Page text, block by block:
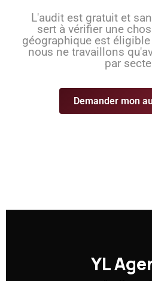
L'audit est gratuit et
sert à vérifier une
géographique est
nous ne travaillons
par
Demander mon
YL